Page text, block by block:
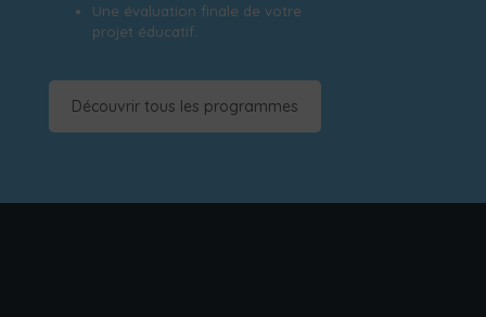
Une évaluation finale de votre
projet éducatif.
Découvrir tous les programmes